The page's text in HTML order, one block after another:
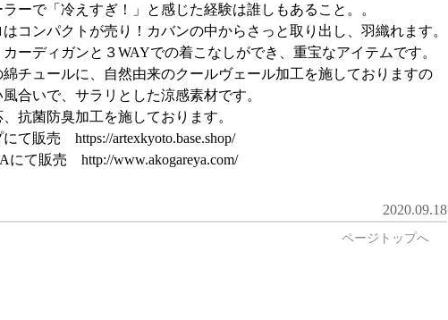
ーで「冷えすぎ！」と感じた経験は誰しもあること。。
コンパクトが売り！カバンの中からさっと取り出し、羽織れます。
ーディガンと３WAYでの着こなしができ、重宝なアイテムです。
チュールに、自然由来のクールヴェール加工を施しておりますの
合いで、サラリとした涼感素材です。
抗菌防臭加工を施しております。
て販売 https://artexkyoto.base.shop/
て販売 http://www.akogareya.com/
2020.09.18
ページトップへ